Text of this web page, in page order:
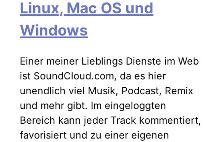
Linux, Mac OS und
Windows
Einer meiner Lieblings Dienste im Web
ist SoundCloud.com, da es hier
unendlich viel Musik, Podcast, Remix
und mehr gibt. Im eingeloggten
Bereich kann jeder Track kommentiert,
favorisiert und zu einer eigenen